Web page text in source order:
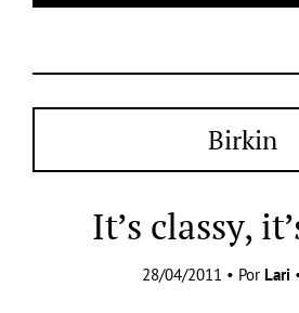
Birkin
It’s classy,
28/04/2011 • Por Lari